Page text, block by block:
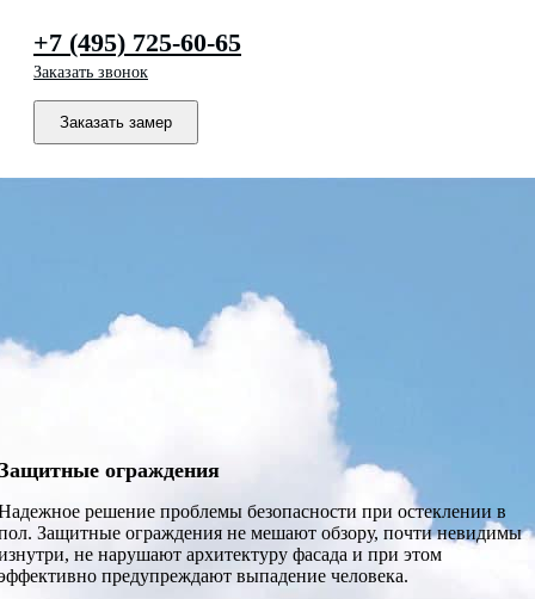
+7 (495) 725-60-65
Заказать звонок
Заказать замер
ограждения
решение проблемы безопасности при остеклении в
Защитные ограждения не мешают обзору, почти невидимы
не нарушают архитектуру фасада и при этом
предупреждают выпадение человека.